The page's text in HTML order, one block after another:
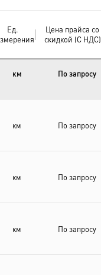
Ед.
Цена прайса со
скидкой (С НДС)
км По запросу
км По запросу
км По запросу
км По запросу